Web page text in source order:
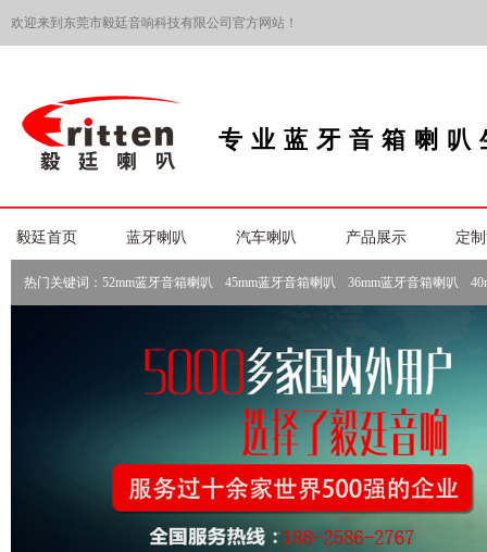
欢迎来到东莞市毅廷音响科技有限公司官方网站！
专业蓝牙音箱喇叭
毅廷首页 蓝牙喇叭 汽车喇叭 产品展示 定
热门关键词： 52mm蓝牙音箱喇叭 45mm蓝牙音箱喇叭 36mm蓝牙音箱喇叭